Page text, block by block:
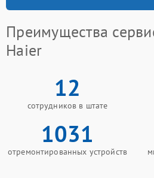
Преимущества
Haier
12
сотрудников в штате
1031
отремонтированных устройств